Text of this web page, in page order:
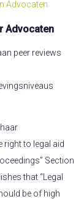
Advocaten
Advocaten
peer reviews
right to legal aid
Section
that “Legal
be of high